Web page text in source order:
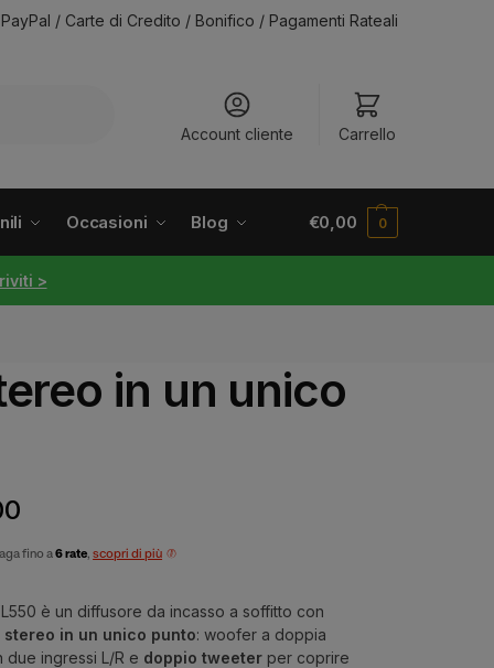
PayPal / Carte di Credito / Bonifico / Pagamenti Rateali
Account cliente Carrello
Occasioni Blog €0,00 0
>
in un unico
fino a6 rate,scopri di più
è un diffusore da incasso a soffitto con
stereo in un unico punto: woofer a doppia
due ingressi L/R e doppio tweeter per coprire